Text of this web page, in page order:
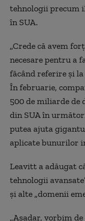
tehnologii precum
în SUA.
„Crede că avem
necesare pentru a
făcând referire și
În februarie,
500 de miliarde
din SUA în
putea ajuta
aplicate bunurilor
Leavitt a adăugat
tehnologii
și alte „domenii
„Așadar, vorbim